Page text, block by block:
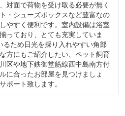
対面で荷物を受け取る必要が無く
・シューズボックスなど豊富なの
やすく便利です。室内設備は浴室
っており、とても充実していま
ため日光を採り入れやすい角部
方にもご紹介したい、ペット飼育
区や地下鉄御堂筋線西中島南方付
に合ったお部屋を見つけましょ
ポート致します。